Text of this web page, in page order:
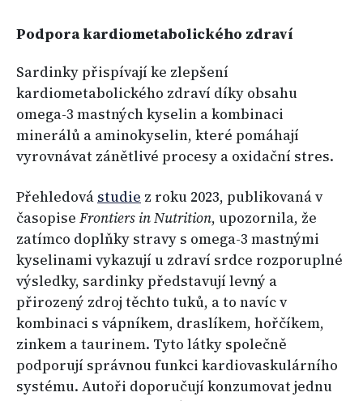
Podpora kardiometabolického zdraví
Sardinky přispívají ke zlepšení
kardiometabolického zdraví díky obsahu
omega-3 mastných kyselin a kombinaci
minerálů a aminokyselin, které pomáhají
vyrovnávat zánětlivé procesy a oxidační stres.
Přehledová studie z roku 2023, publikovaná v
časopise Frontiers in Nutrition, upozornila, že
zatímco doplňky stravy s omega-3 mastnými
kyselinami vykazují u zdraví srdce rozporuplné
výsledky, sardinky představují levný a
přirozený zdroj těchto tuků, a to navíc v
kombinaci s vápníkem, draslíkem, hořčíkem,
zinkem a taurinem. Tyto látky společně
podporují správnou funkci kardiovaskulárního
systému. Autoři doporučují konzumovat jednu